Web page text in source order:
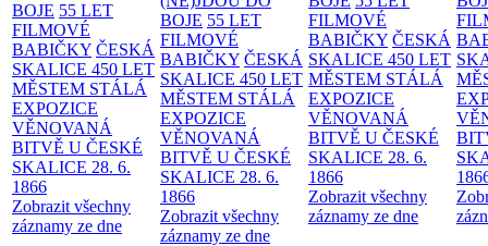
BOJE 55 LET
FILMOVÉ
BABIČKY ČESKÁ
SKALICE 450 LET
MĚSTEM STÁLÁ
EXPOZICE
VĚNOVANÁ
BITVĚ U ČESKÉ
SKALICE 28. 6.
1866
Zobrazit všechny
záznamy ze dne
BOJE 55 LET
FILMOVÉ
BABIČKY ČESKÁ
SKALICE 450 LET
MĚSTEM STÁLÁ
EXPOZICE
VĚNOVANÁ
BITVĚ U ČESKÉ
SKALICE 28. 6.
1866
Zobrazit všechny
záznamy ze dne
FILMOVÉ
BABIČKY ČESKÁ
SKALICE 450 LET
MĚSTEM STÁLÁ
EXPOZICE
VĚNOVANÁ
BITVĚ U ČESKÉ
SKALICE 28. 6.
1866
Zobrazit všechny
záznamy ze dne